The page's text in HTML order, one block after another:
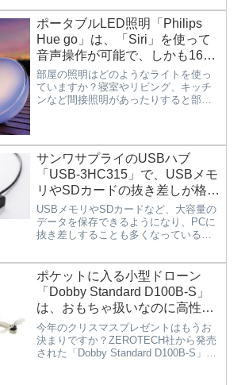
トにつながる可能性もありますね。そ
して、個人企業などでも、販促グッズ
などを作ることも可能なので、本当に
何でも作れる夢の機械を手軽に手に入
れることができます。今もどんどん進
化して普及が進んでいる３Dプリンター
をみなさんも使って、様々なものを作
ってみてはいかがでしょうか。
て、施錠・解錠ができる南京錠
「Noke...
ポータブルLED照明「Philips
Hue go」は、「Siri」を使って
音声操作が可能で、しかも1600
万色のカラーを表現できるので
ブルーライトも軽減できるバッ
テリー内臓の最先端IoT照明。
部屋の照明はどのようなライトを使っ
ていますか？寝室やリビング、キッチ
ンなど間接照明があったりすると部屋
「Philips Hue go」です...
サンワサプライのUSBハブ
「USB-3HC315」で、USBメモ
リやSDカードの抜き差しが格段
に楽になる、デスクトップPCで
もノートPCでも使いたい段違い
デザインのUSBハブ。
USBメモリやSDカードなど、大容量の
データを保存できるようになり、PCに
抜き差しすることも多くなっているの
いろいろなデバイスが接続できる端子
として定着したので、スマホの充電
や、デジカメの充電など抜き差し...
ポケットに入る小型ドローン
「Dobby Standard D100B-S」
は、おもちゃ扱いなのに高性能
ドローンに匹敵した機能を搭載
した技適マーク付きの高性能な
コンパクトドローン。
今年のクリスマスプレゼントはもうお
決まりですか？ZEROTECH社から発売
された「Dobby Standard D100B-S」